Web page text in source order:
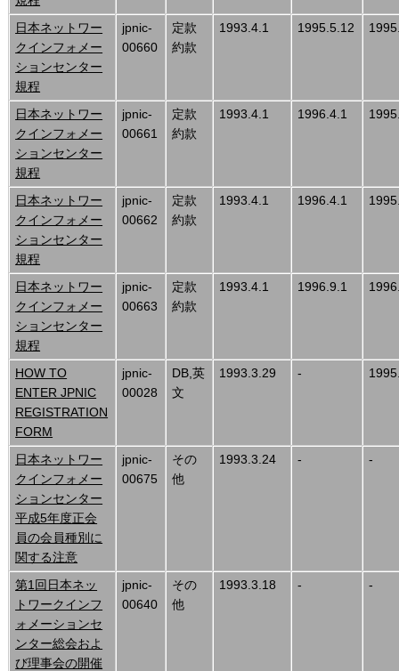
日本ネットワー
クインフォメー
ションセンター
規程
jpnic-
00660
定款
約款
1993.4.1 1995.5.12
日本ネットワー
クインフォメー
ションセンター
規程
jpnic-
00661
定款
約款
1993.4.1 1996.4.1
日本ネットワー
クインフォメー
ションセンター
規程
jpnic-
00662
定款
約款
1993.4.1 1996.4.1
日本ネットワー
クインフォメー
ションセンター
規程
jpnic-
00663
定款
約款
1993.4.1 1996.9.1
HOW TO
ENTER JPNIC
REGISTRATION
FORM
jpnic-
00028
DB,英
文
1993.3.29 -
日本ネットワー
クインフォメー
ションセンター
平成5年度正会
員の会員種別に
関する注意
jpnic-
00675
その
他
1993.3.24 - -
第1回日本ネッ
トワークインフ
ォメーションセ
ンター総会およ
び理事会の開催
jpnic-
00640
その
他
1993.3.18 - -